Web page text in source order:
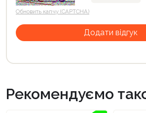
Обновить капчу (CAPTCHA)
Рекомендуємо